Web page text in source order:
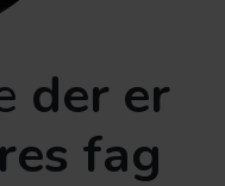
der er
fag